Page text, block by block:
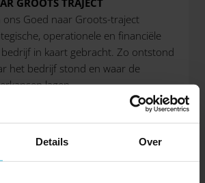
Details Over
ons Goed naar Groots-traject
operationele en financiële
in kaart gebracht. Zo ontstond
het bedrijf stond en waar de
lagen.
werd onder andere
van deMakigami-methode, een